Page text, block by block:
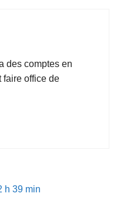
des comptes en
faire office de
h 39 min